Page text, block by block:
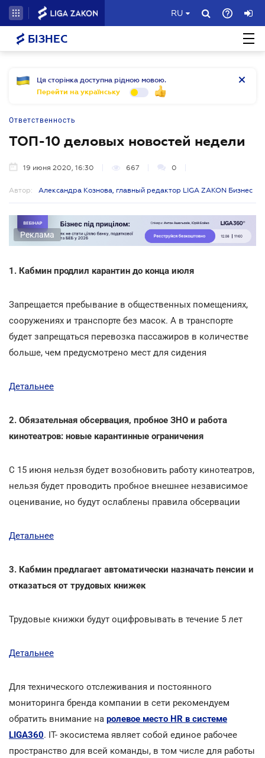
RU
БІЗНЕС
Ця сторінка доступна рідною мовою.
Перейти на українську
Ответственность
ТОП-10 деловых новостей недели
19 июня 2020, 16:30 667 0
Автор: Александра Кознова, главный редактор LIGA ZAKON Бизнес
Реклама
1. Кабмин продлил карантин до конца июля
Запрещается пребывание в общественных помещениях,
сооружениях и транспорте без масок. А в транспорте
будет запрещаться перевозка пассажиров в количестве
больше, чем предусмотрено мест для сидения
Детальнее
2. Обязательная обсервация, пробное ЗНО и работа
кинотеатров: новые карантинные ограничения
С 15 июня нельзя будет возобновить работу кинотеатров,
нельзя будет проводить пробное внешнее независимое
оценивание, но будут ослаблены правила обсервации
Детальнее
3. Кабмин предлагает автоматически назначать пенсии и
отказаться от трудовых книжек
Трудовые книжки будут оцифровывать в течение 5 лет
Детальнее
Для технического отслеживания и постоянного
мониторинга бренда компании в сети рекомендуем
обратить внимание на ролевое место HR в системе
LIGA360. IT- экосистема являет собой единое рабочее
пространство для всей команды, в том числе для работы